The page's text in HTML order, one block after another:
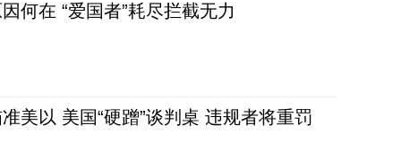
何在 “爱国者”耗尽拦截无力
美以 美国“硬蹭”谈判桌 违规者将重罚